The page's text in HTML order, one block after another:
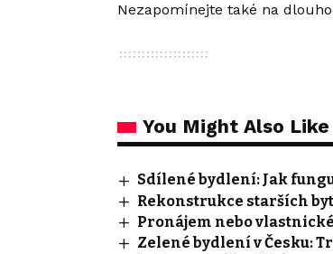
Nezapomínejte také na
You Might Also Like
Sdílené bydlení: Jak
Rekonstrukce starších
Pronájem nebo
Zelené bydlení v Česku: